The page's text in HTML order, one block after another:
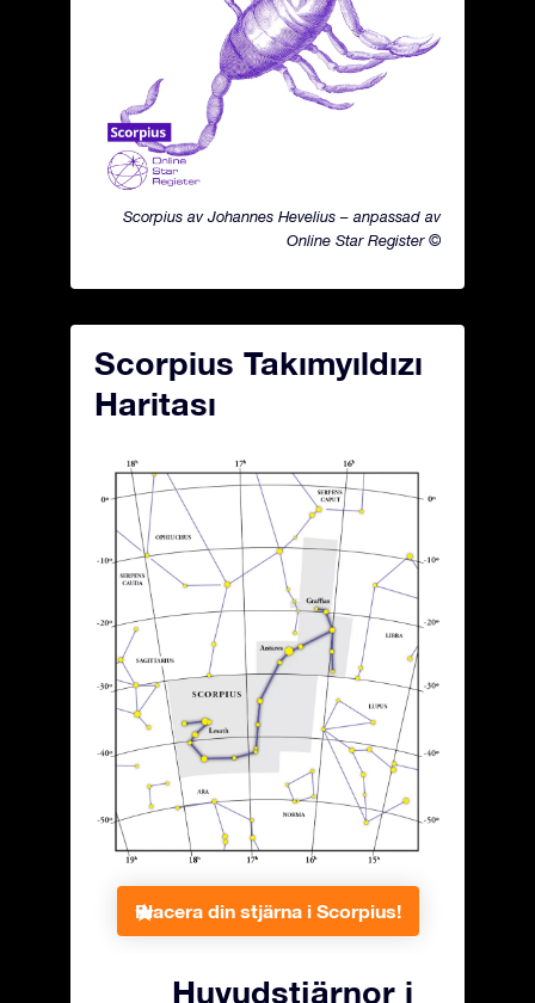
Scorpius av Johannes Hevelius – anpassad av
Online Star Register ©
Scorpius Takımyıldızı
Haritası
Placera din stjärna i Scorpius!
Huvudstjärnor i